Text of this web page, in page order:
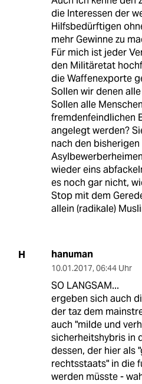
die Interessen der
Hilfsbedürftigen
mehr Gewinne zu
Für mich ist jeder
den Militäretat
die Waffenexporte
Sollen wir denen
Sollen alle
fremdenfeindlichen
angelegt werden?
nach den
wieder eins
es noch gar nicht,
Stop mit dem
allein (radikale)
H hanuman
10.01.2017, 06:44 Uhr
SO LANGSAM...
ergeben sich auch
der taz dem
auch "milde und
sicherheitshybris in
dessen, der hier als
rechtsstaats" in die
werden müsste -